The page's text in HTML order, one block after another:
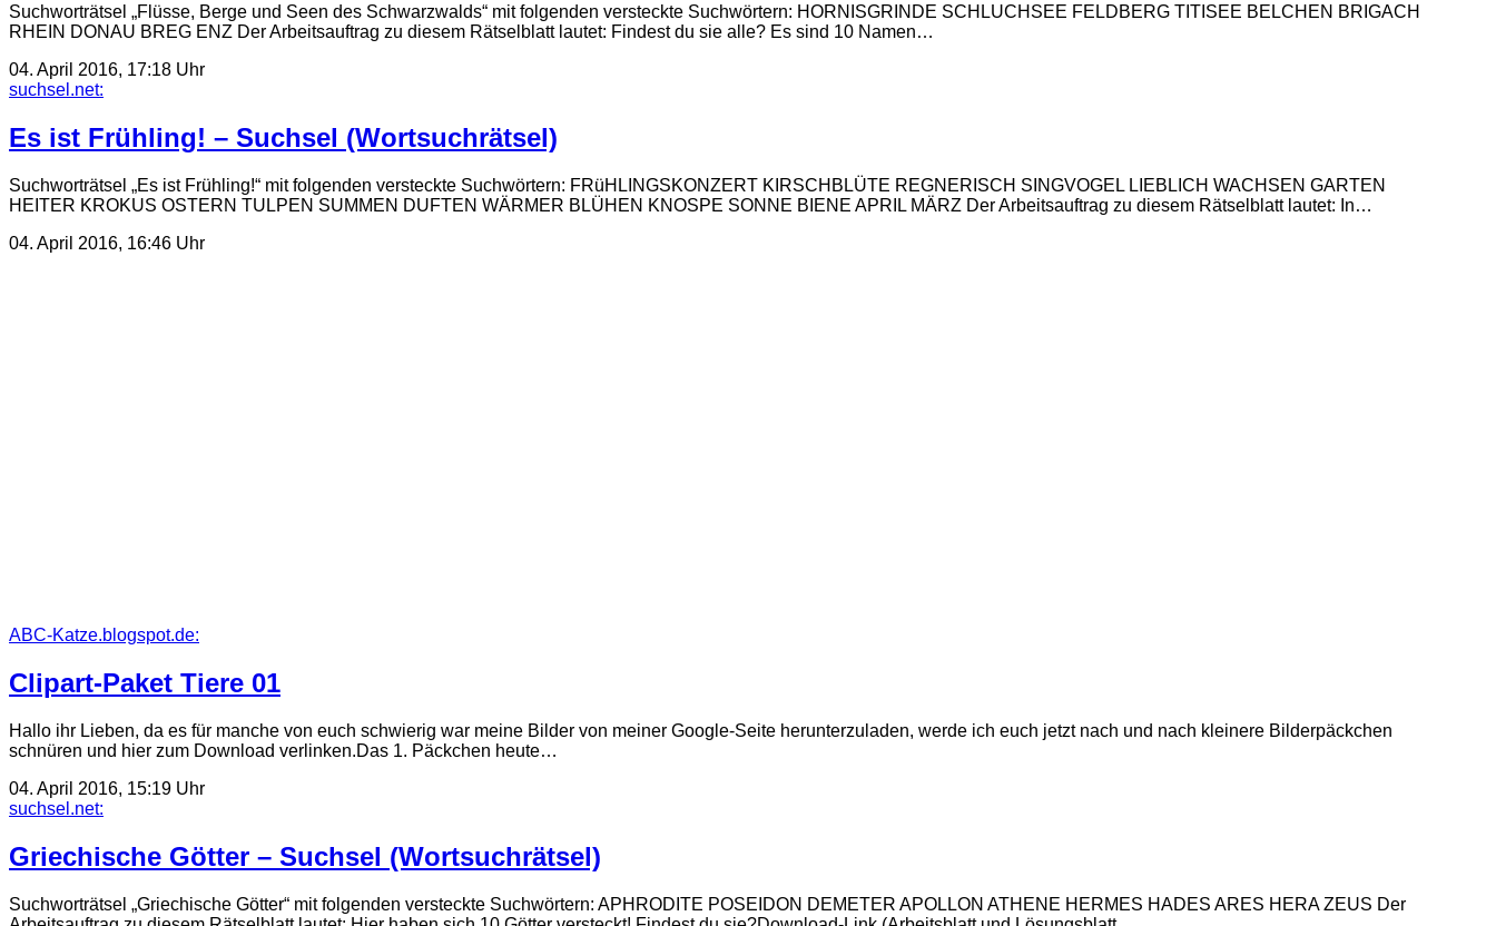
Suchworträtsel „Flüsse, Berge und Seen des Schwarzwalds“ mit folgenden versteckte Suchwörtern: HORNISGRINDE SCHLUCHSEE FELDBERG TITISEE BELCHEN BRIGACH
RHEIN DONAU BREG ENZ Der Arbeitsauftrag zu diesem Rätselblatt lautet: Findest du sie alle? Es sind 10 Namen…
04. April 2016, 17:18 Uhr
suchsel.net:
Es ist Frühling! – Suchsel (Wortsuchrätsel)
Suchworträtsel „Es ist Frühling!“ mit folgenden versteckte Suchwörtern: FRüHLINGSKONZERT KIRSCHBLÜTE REGNERISCH SINGVOGEL LIEBLICH WACHSEN GARTEN
HEITER KROKUS OSTERN TULPEN SUMMEN DUFTEN WÄRMER BLÜHEN KNOSPE SONNE BIENE APRIL MÄRZ Der Arbeitsauftrag zu diesem Rätselblatt lautet: In…
04. April 2016, 16:46 Uhr
ABC-Katze.blogspot.de:
Clipart-Paket Tiere 01
Hallo ihr Lieben, da es für manche von euch schwierig war meine Bilder von meiner Google-Seite herunterzuladen, werde ich euch jetzt nach und nach kleinere Bilderpäckchen
schnüren und hier zum Download verlinken.Das 1. Päckchen heute…
04. April 2016, 15:19 Uhr
suchsel.net:
Griechische Götter – Suchsel (Wortsuchrätsel)
Suchworträtsel „Griechische Götter“ mit folgenden versteckte Suchwörtern: APHRODITE POSEIDON DEMETER APOLLON ATHENE HERMES HADES ARES HERA ZEUS Der